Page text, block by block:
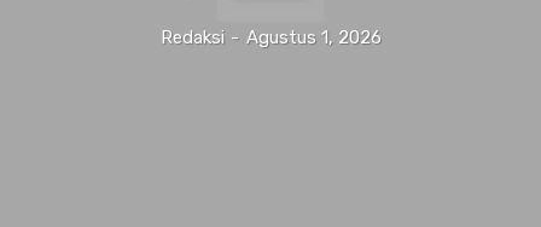
Redaksi - Agustus 1, 2026